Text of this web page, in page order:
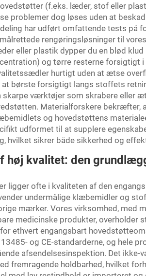
(f.eks. læder, stof eller
problemer dog løses uden at
har udført omfattende tests på
rengøringsløsninger til
eller plastik dypper du en blød
og tørre resterne
hurtigt uden at ætse
børste forsigtigt langs stoffets
skarpe værktøjer som skrabere eller
Materialforskere bekræfter,
og hovedstøttens
udformet til at supplere
hvilket sikrer både sikkerhed og
høj kvalitet: den
ligger ofte i kvaliteten af den
undermålige klæbemidler og
mærker. Vores virksomhed, med
medicinske produkter, overholder
ethvert engangsbart
og CE-standarderne, og hele
afsendelsesinspektion. Det ikke-
fremragende holdbarhed, hvilket